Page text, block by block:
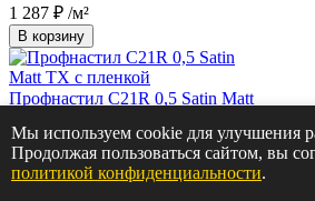
1 287 ₽ /м²
В корзину
Профнастил С21R 0,5 Satin Matt
1 300 ₽/м²
В корзину
Мы используем cookie для улучшения
Продолжая пользоваться сайтом, вы
политикой конфиденциальности.